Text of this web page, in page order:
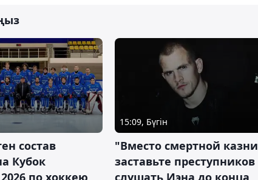
состав
Кубок
15:09, Бүгін
"Вместо смертной казни
заставьте преступников